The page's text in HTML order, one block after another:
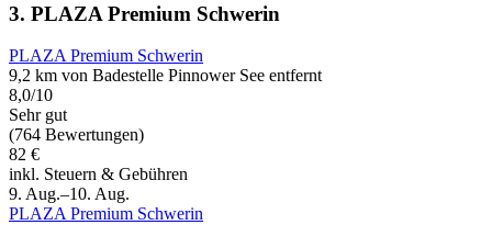
3. PLAZA Premium Schwerin
PLAZA Premium Schwerin
9,2 km von Badestelle Pinnower See entfernt
8,0/10
Sehr gut
(764 Bewertungen)
82 €
inkl. Steuern & Gebühren
9. Aug.–10. Aug.
PLAZA Premium Schwerin